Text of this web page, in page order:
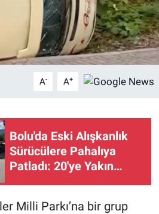
A- A+
Bolu'da Eski Alışkanlık
Sürücülere Pahalıya
Patladı: 20'ye Yakın
Milli Parkı’na bir grup